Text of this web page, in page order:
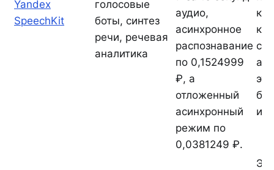
Yandex
SpeechKit
голосовые
боты, синтез
речи, речевая
аналитика
аудио,
асинхронное
распознавание
по 0,1524999
₽, а
отложенный
асинхронный
режим по
0,0381249 ₽.